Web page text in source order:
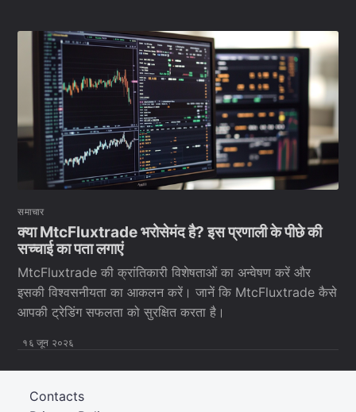
समाचार
क्या MtcFluxtrade भरोसेमंद है? इस प्रणाली के पीछे की
सच्चाई का पता लगाएं
MtcFluxtrade की क्रांतिकारी विशेषताओं का अन्वेषण करें और
इसकी विश्वसनीयता का आकलन करें। जानें कि MtcFluxtrade कैसे
आपकी ट्रेडिंग सफलता को सुरक्षित करता है।
१६ जून २०२६
Contacts